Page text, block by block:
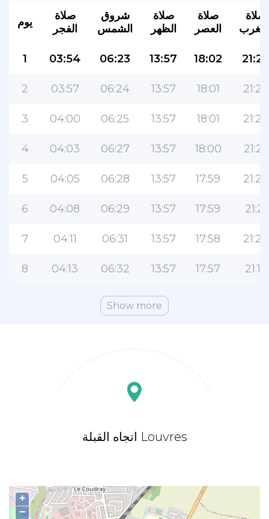
يوم
صلاة
الفجر
شروق
الشمس
صلاة
الظهر
صلاة
العصر
صلاة
1 03:54 06:23 13:57 18:02 21:29
2 03:57 06:24 13:57 18:01 21:28
3 04:00 06:25 13:57 18:01 21:26
4 04:03 06:27 13:57 18:00 21:25
5 04:05 06:28 13:57 17:59 21:23
6 04:08 06:29 13:57 17:59 21:21
7 04:11 06:31 13:57 17:58 21:20
8 04:13 06:32 13:57 17:57 21:18
Show more
اتجاه القبلة Louvres
+
−
التطبيق الإسلامي الشهير لنمط الحياة ، مع ميزات